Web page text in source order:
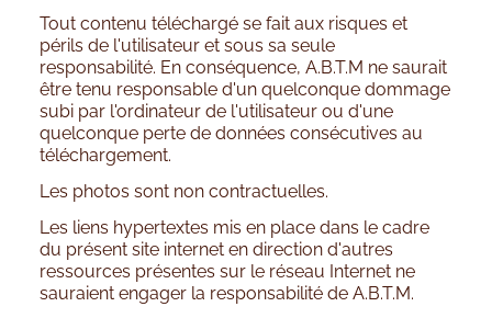
Tout contenu téléchargé se fait aux risques et
périls de l'utilisateur et sous sa seule
responsabilité. En conséquence, A.B.T.M ne saurait
être tenu responsable d'un quelconque dommage
subi par l'ordinateur de l'utilisateur ou d'une
quelconque perte de données consécutives au
téléchargement.
Les photos sont non contractuelles.
Les liens hypertextes mis en place dans le cadre
du présent site internet en direction d'autres
ressources présentes sur le réseau Internet ne
sauraient engager la responsabilité de A.B.T.M.